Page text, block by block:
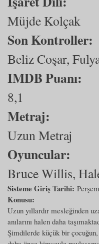
Müjde Kolçak
Son Kontroller:
Beliz Coşar,
IMDB Puanı:
8,1
Metraj:
Uzun Metraj
Oyuncular:
Bruce Willis,
Sisteme Giriş Tarihi:
Konusu:
Uzun yıllardır mesleğinden
anılarını halen daha
Şimdilerde küçük bir